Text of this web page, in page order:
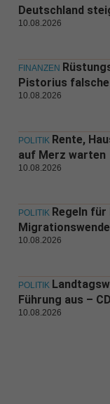
Deutschland
10.08.2026
FINANZEN
Pistorius
10.08.2026
POLITIK Rente,
auf Merz warten
10.08.2026
POLITIK Regeln
10.08.2026
POLITIK
Führung aus –
10.08.2026